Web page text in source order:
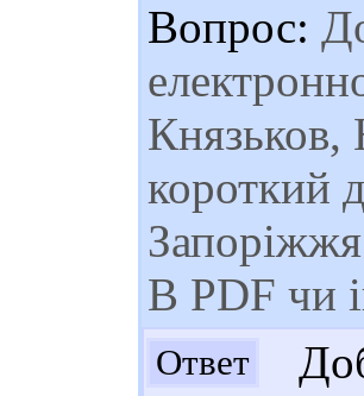
Вопрос:
короткий
В PDF чи
Ответ